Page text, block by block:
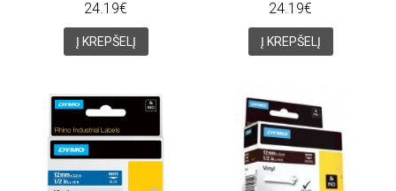
24.19€
Į KREPŠELĮ
24.19€
Į KREPŠELĮ